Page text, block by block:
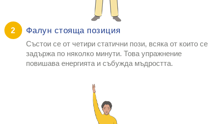
2 Фалун стояща позиция
Състои се от четири статични пози, всяка от които се
задържа по няколко минути. Това упражнение
повишава енергията и събужда мъдростта.